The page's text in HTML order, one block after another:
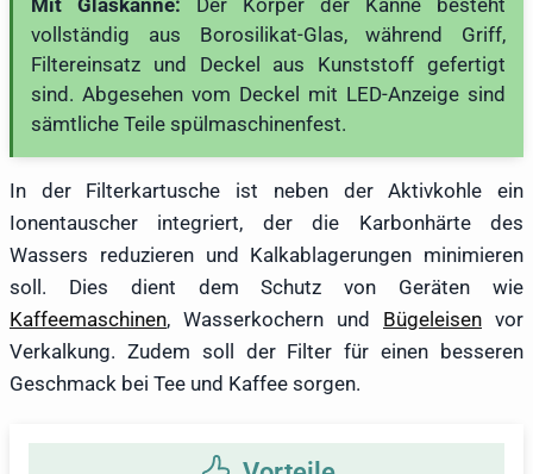
Mit Glaskanne: Der Körper der Kanne besteht
vollständig aus Borosilikat-Glas, während Griff,
Filtereinsatz und Deckel aus Kunststoff gefertigt
sind. Abgesehen vom Deckel mit LED-Anzeige sind
sämtliche Teile spülmaschinenfest.
In der Filterkartusche ist neben der Aktivkohle ein
Ionentauscher integriert, der die Karbonhärte des
Wassers reduzieren und Kalkablagerungen minimieren
soll. Dies dient dem Schutz von Geräten wie
Kaffeemaschinen, Wasserkochern und Bügeleisen vor
Verkalkung. Zudem soll der Filter für einen besseren
Geschmack bei Tee und Kaffee sorgen.